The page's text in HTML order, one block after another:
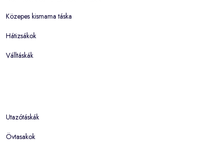
Közepes kismama táska
Hátizsákok
Válltáskák
Utazótáskák
Övtasakok